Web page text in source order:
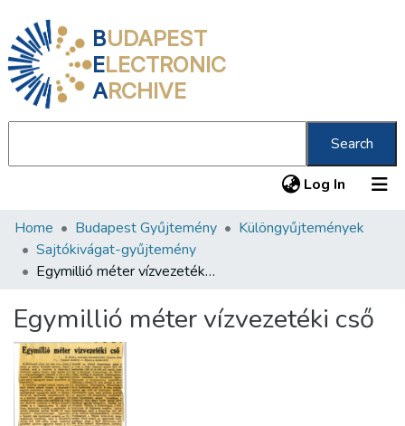
BUDAPEST
ELECTRONIC
ARCHIVE
Search
Log In (current)
Communities & Collections
All of DSpace
About us
Home Budapest Gyűjtemény
Különgyűjtemények
Sajtókivágat-gyűjtemény
Egymillió méter vízvezetéki cső
Egymillió méter vízvezetéki cső